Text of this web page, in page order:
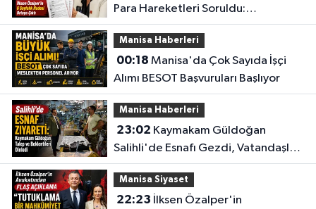
Para Hareketleri Soruldu:
İfadesinde Ne Dedi?
Manisa Haberleri
00:18
Alımı BESOT Başvuruları Başlıyor
Manisa Haberleri
23:02
Salihli'de Esnafı Gezdi, Vatandaşları
Dinledi
Manisa Siyaset
22:23